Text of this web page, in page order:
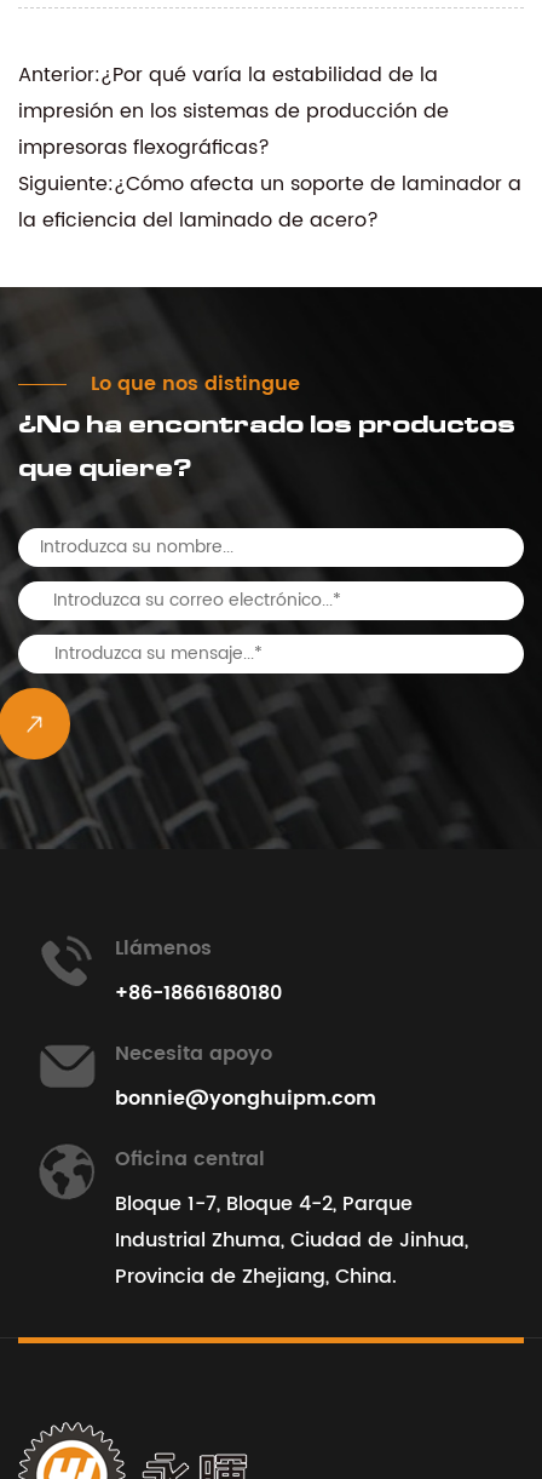
Anterior:¿Por qué varía la estabilidad de la
impresión en los sistemas de producción de
impresoras flexográficas?
Siguiente:¿Cómo afecta un soporte de laminador a
la eficiencia del laminado de acero?
Lo que nos distingue
¿No ha encontrado los productos
que quiere?
Llámenos
+86-18661680180
Necesita apoyo
bonnie@yonghuipm.com
Oficina central
Bloque 1-7, Bloque 4-2, Parque
Industrial Zhuma, Ciudad de Jinhua,
Provincia de Zhejiang, China.